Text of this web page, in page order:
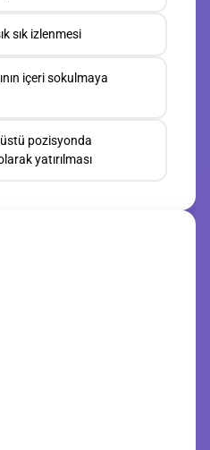
sık izlenmesi
içeri sokulmaya
pozisyonda
yatırılması